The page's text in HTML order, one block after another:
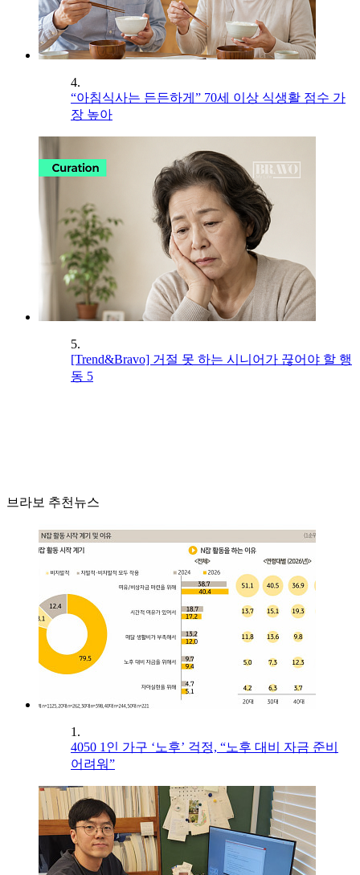
4.
“아침식사는 든든하게” 70세 이상 식생활 점수 가
장 높아
5.
[Trend&Bravo] 거절 못 하는 시니어가 끊어야 할 행
동 5
브라보 추천뉴스
1.
4050 1인 가구 ‘노후’ 걱정, “노후 대비 자금 준비
어려워”